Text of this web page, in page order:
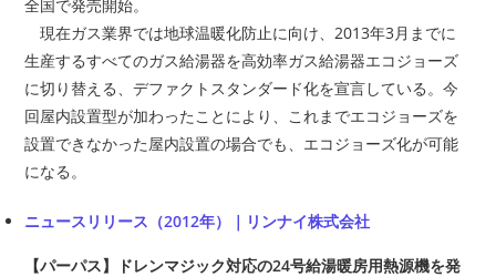
全国で発売開始。
現在ガス業界では地球温暖化防止に向け、2013年3月までに
生産するすべてのガス給湯器を高効率ガス給湯器エコジョーズ
に切り替える、デファクトスタンダード化を宣言している。今
回屋内設置型が加わったことにより、これまでエコジョーズを
設置できなかった屋内設置の場合でも、エコジョーズ化が可能
になる。
ニュースリリース（2012年）｜リンナイ株式会社
【パーパス】ドレンマジック対応の24号給湯暖房用熱源機を発